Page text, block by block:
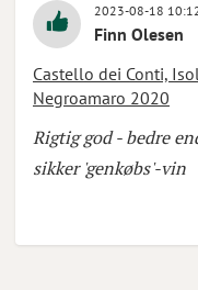
2023-08-18
Finn Olesen
Castello dei Conti,
Negroamaro 2020
Rigtig god - bedre
sikker 'genkøbs'-vin